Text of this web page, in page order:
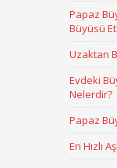
Papaz
Büyüsü
Uzaktan
Evdeki
Nelerdir?
Papaz
En Hızlı